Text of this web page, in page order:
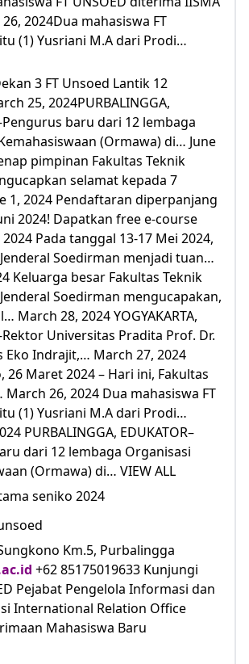
2024Dua mahasiswa FT
(1) Yusriani M.A dari Prodi…
3 FT Unsoed Lantik 12
25, 2024PURBALINGGA,
baru dari 12 lembaga
(Ormawa) di… June
pimpinan Fakultas Teknik
selamat kepada 7
1, 2024 Pendaftaran diperpanjang
2024! Dapatkan free e-course
Pada tanggal 13-17 Mei 2024,
Soedirman menjadi tuan…
Keluarga besar Fakultas Teknik
Soedirman mengucapakan,
March 28, 2024 YOGYAKARTA,
Universitas Pradita Prof. Dr.
Eko Indrajit,… March 27, 2024
26 Maret 2024 – Hari ini, Fakultas
March 26, 2024 Dua mahasiswa FT
(1) Yusriani M.A dari Prodi…
PURBALINGGA, EDUKATOR–
dari 12 lembaga Organisasi
(Ormawa) di… VIEW ALL
Km.5, Purbalingga
+62 85175019633 Kunjungi
Pejabat Pengelola Informasi dan
International Relation Office
Mahasiswa Baru